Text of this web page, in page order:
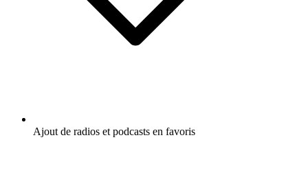
Ajout de radios et podcasts en favoris